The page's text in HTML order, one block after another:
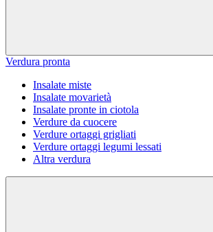
Verdura pronta
Insalate miste
Insalate movarietà
Insalate pronte in ciotola
Verdure da cuocere
Verdure ortaggi grigliati
Verdure ortaggi legumi lessati
Altra verdura